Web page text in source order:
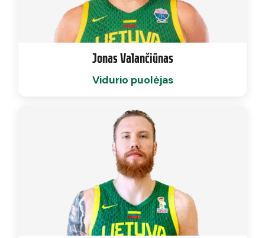
Jonas Valančiūnas
Vidurio puolėjas